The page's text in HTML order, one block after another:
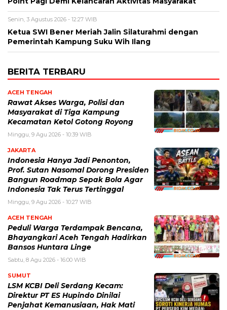
Senin, 3 Agustus 2026 - 12:27 WIB
Ketua SWI Bener Meriah Jalin Silaturahmi dengan
Pemerintah Kampung Suku Wih Ilang
BERITA TERBARU
ACEH TENGAH
Rawat Akses Warga, Polisi dan
Masyarakat di Tiga Kampung
Kecamatan Ketol Gotong Royong
Minggu, 9 Agu 2026 - 10:39 WIB
JAKARTA
Indonesia Hanya Jadi Penonton,
Prof. Sutan Nasomal Dorong Presiden
Bangun Roadmap Sepak Bola Agar
Indonesia Tak Terus Tertinggal
Minggu, 9 Agu 2026 - 10:27 WIB
ACEH TENGAH
Peduli Warga Terdampak Bencana,
Bhayangkari Aceh Tengah Hadirkan
Bansos Huntara Linge
Sabtu, 8 Agu 2026 - 16:00 WIB
SUMUT
LSM KCBI Deli Serdang Kecam:
Direktur PT ES Hupindo Dinilai
Penjahat Kemanusiaan, Hak Mati